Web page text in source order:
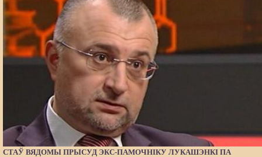
СТАЎ ВЯДОМЫ ПРЫСУД ЭКС-ПАМОЧНІКУ ЛУКАШЭНКІ ПА